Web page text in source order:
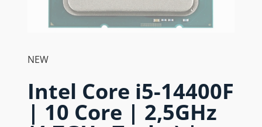
NEW
Intel Core i5-14400F
| 10 Core | 2,5GHz